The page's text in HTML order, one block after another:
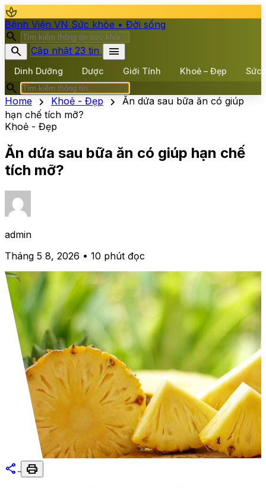
spa
Bệnh Viện VN Sức khỏe • Đời sống
search
search
Cập nhật 23 tin menu
Dinh Dưỡng Dược Giới Tính Khoẻ – Đẹp Sức
search
Home chevron_right Khoẻ - Đẹp chevron_right
Ăn dứa sau bữa ăn có giúp
hạn chế tích mỡ?
Khoẻ - Đẹp
Ăn dứa sau bữa ăn có giúp hạn chế
tích mỡ?
admin
Tháng 5 8, 2026 • 10 phút đọc
share print